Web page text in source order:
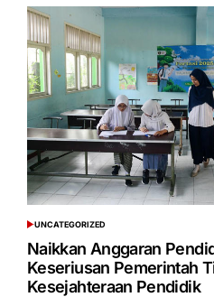
POSTED
IN
UNCATEGORIZED
Naikkan Anggaran
Keseriusan Pemerintah
Kesejahteraan Pendidik